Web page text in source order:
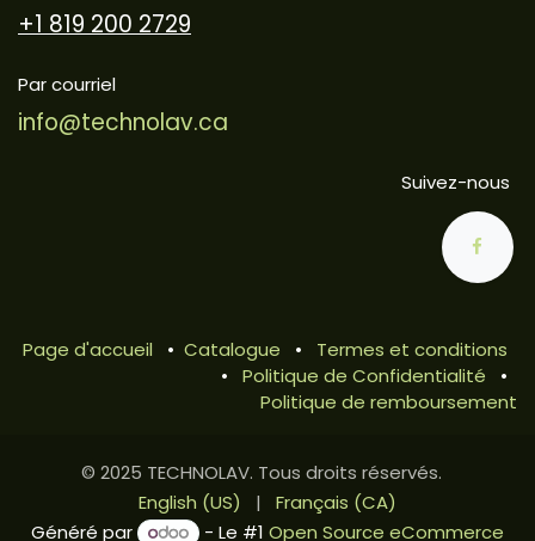
+1 819 200 2729
Par courriel
info@technolav.ca
Suivez-nous
Page d'accueil • Catalogue •
Termes et conditions
•
Politique de Confidentialité
•
Politique de remboursement
© 2025 TECHNOLAV. Tous droits réservés.
English (US)
|
Français (CA)
Généré par
- Le #1 Open Source eCommerce